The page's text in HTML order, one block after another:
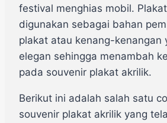
festival menghias mobil.
digunakan sebagai bahan
plakat atau kenang-kenangan
elegan sehingga menambah
pada souvenir plakat akrilik.
Berikut ini adalah salah satu
souvenir plakat akrilik yang